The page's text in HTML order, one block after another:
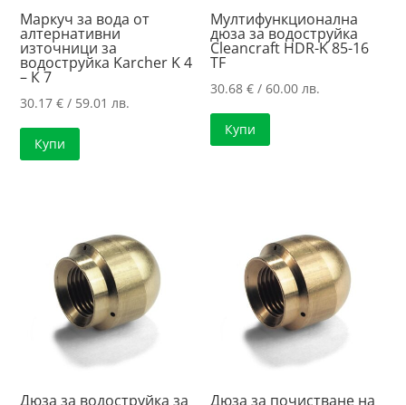
Маркуч за вода от
алтернативни
източници за
водоструйка Karcher K 4
– К 7
30.17€ / 59.01 лв.
Купи
Мултифункционална
дюза за водоструйка
Cleancraft HDR-K 85-16
TF
30.68€ / 60.00 лв.
Купи
Дюза за водоструйка за Дюза за почистване на